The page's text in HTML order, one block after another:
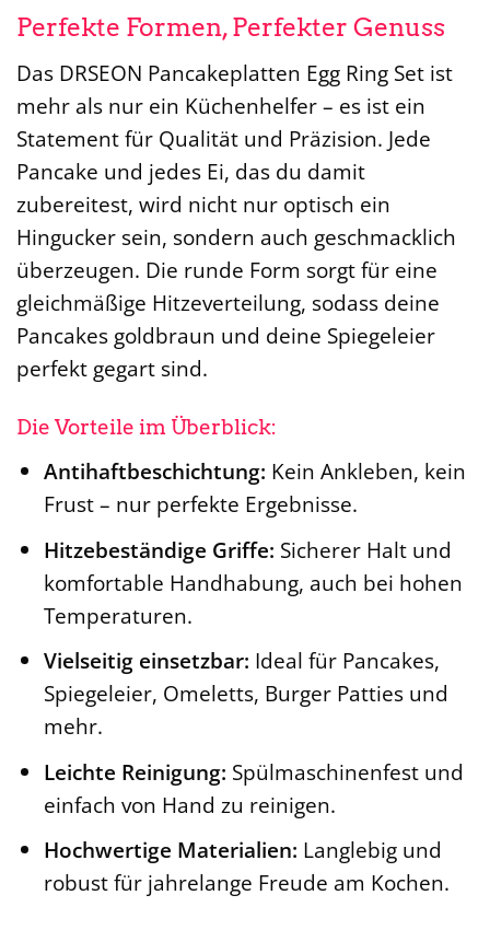
Perfekte Formen, Perfekter Genuss
Das DRSEON Pancakeplatten Egg Ring Set ist
mehr als nur ein Küchenhelfer – es ist ein
Statement für Qualität und Präzision. Jede
Pancake und jedes Ei, das du damit
zubereitest, wird nicht nur optisch ein
Hingucker sein, sondern auch geschmacklich
überzeugen. Die runde Form sorgt für eine
gleichmäßige Hitzeverteilung, sodass deine
Pancakes goldbraun und deine Spiegeleier
perfekt gegart sind.
Die Vorteile im Überblick:
Antihaftbeschichtung: Kein Ankleben, kein
Frust – nur perfekte Ergebnisse.
Hitzebeständige Griffe: Sicherer Halt und
komfortable Handhabung, auch bei hohen
Temperaturen.
Vielseitig einsetzbar: Ideal für Pancakes,
Spiegeleier, Omeletts, Burger Patties und
mehr.
Leichte Reinigung: Spülmaschinenfest und
einfach von Hand zu reinigen.
Hochwertige Materialien: Langlebig und
robust für jahrelange Freude am Kochen.